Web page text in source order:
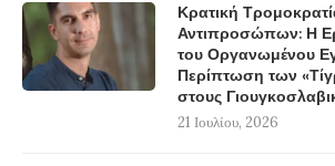
Κρατική
Αντιπροσώπων: Η
του Οργανωμένου
Περίπτωση των
στους
21 Ιουλίου, 2026